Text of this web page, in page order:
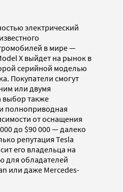
электрический
в мире —
X выйдет на рынок в
серийной моделью
Покупатели смогут
или двумя
выбор также
полноприводная
от оснащения
до $90 000 — далеко
репутация Tesla
его владельца на
для обладателей
или даже Mercedes-